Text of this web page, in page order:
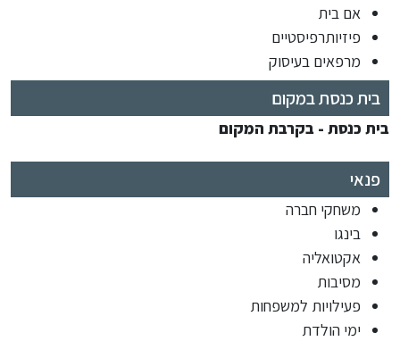
אם בית
פיזיותרפיסטיים
מרפאים בעיסוק
בית כנסת במקום
בית כנסת - בקרבת המקום
פנאי
משחקי חברה
בינגו
אקטואליה
מסיבות
פעילויות למשפחות
ימי הולדת